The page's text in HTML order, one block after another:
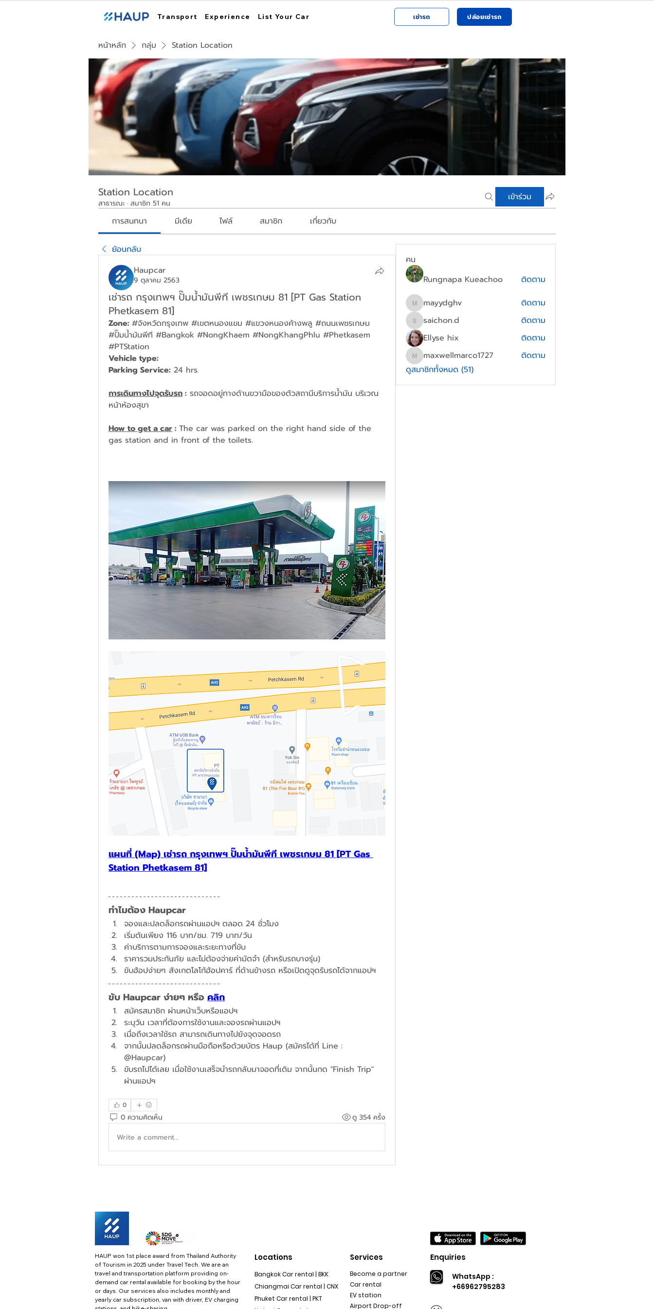
Transport Experience List Your Car เช่ารถ ปล่อยเช่ารถ
หน้าหลัก กลุ่ม Station Location
Station Location
สาธารณะ · สมาชิก 51 คน
เข้าร่วม
การสนทนา มีเดีย ไฟล์ สมาชิก เกี่ยวกับ
ย้อนกลับ
Haupcar
9 ตุลาคม 2563
เช่ารถ กรุงเทพฯ ปั๊มน้ำมันพีที เพชรเกษม 81 [PT Gas Station
Phetkasem 81]
Zone: #จังหวัดกรุงเทพ #เขตหนองแขม #แขวงหนองค้างพลู #ถนนเพชรเกษม
#ปั๊มน้ำมันพีที #Bangkok #NongKhaem #NongKhangPhlu #Phetkasem
#PTStation
Vehicle type:
Parking Service: 24 hrs.
การเดินทางไปจุดรับรถ : รถจอดอยู่ทางด้านขวามือของตัวสถานีบริการน้ำมัน บริเวณ
หน้าห้องสุขา
How to get a car : The car was parked on the right hand side of the
gas station and in front of the toilets.
แผนที่ (Map) เช่ารถ กรุงเทพฯ ปั๊มน้ำมันพีที เพชรเกษม 81 [PT Gas
Station Phetkasem 81]
ทำไมต้อง Haupcar
จองและปลดล็อกรถผ่านแอปฯ ตลอด 24 ชั่วโมง
​เริ่มต้นเพียง 116 บาท/ชม. 719 บาท/วัน
ค่าบริการตามการจองและระยะทางที่ขับ
ราคารวมประกันภัย และไม่ต้องจ่ายค่ามัดจำ (สำหรับรถบางรุ่น)
ขับฮ้อปง่ายๆ สังเกตโลโก้ฮ้อปคาร์ ที่ด้านข้างรถ หรือเปิดดูจุดรับรถได้จากแอปฯ
ขับ Haupcar ง่ายๆ หรือ คลิก
สมัครสมาชิก ผ่านหน้าเว็บหรือแอปฯ
ระบุวัน เวลาที่ต้องการใช้งานและจองรถผ่านแอปฯ​
เมื่อถึงเวลาใช้รถ สามารถเดินทางไปยังจุดจอดรถ
จากนั้นปลดล็อกรถผ่านมือถือหรือด้วยบัตร Haup (สมัครได้ที่ Line :
@Haupcar)
ขับรถไปได้เลย เมื่อใช้งานเสร็จนำรถกลับมาจอดที่เดิม จากนั้นกด "Finish Trip"
ผ่านแอปฯ
0
0 ความคิดเห็น
ดู 354 ครั้ง
Write a comment...
คน
Rungnapa Kueachoo
ติดตาม
mayydghv
mayydghv ติดตาม
saichon.d
saichon.d
ติดตาม
Ellyse hix
ติดตาม
maxwellmarco1727
maxwellmarco1727
ติดตาม
ดูสมาชิกทั้งหมด (51)
HAUP won 1st place award from Thailand Authority
of Tourism in 2025 under Travel Tech. We are an
travel and transportation platform providing on-
demand car rental available for booking by the hour
or days. Our services also includes monthly and
yearly car subscription, van with driver, EV charging
Locations
Bangkok Car rental | BKK
Chiangmai Car rental | CNX
Phuket Car rental | PKT
Services
Become a partner
Car rental
EV station
Airport Drop-off
Enquiries
WhatsApp :
+66962795283